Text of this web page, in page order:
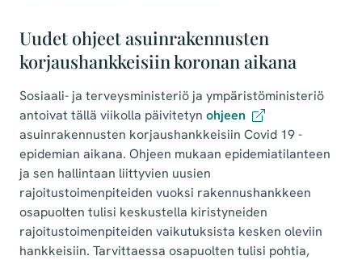
Uudet ohjeet asuinrakennusten
korjaushankkeisiin koronan aikana
Sosiaali- ja terveysministeriö ja ympäristöministeriö
antoivat tällä viikolla päivitetyn ohjeen
asuinrakennusten korjaushankkeisiin Covid 19 -
epidemian aikana. Ohjeen mukaan epidemiatilanteen
ja sen hallintaan liittyvien uusien
rajoitustoimenpiteiden vuoksi rakennushankkeen
osapuolten tulisi keskustella kiristyneiden
rajoitustoimenpiteiden vaikutuksista kesken oleviin
hankkeisiin. Tarvittaessa osapuolten tulisi pohtia,